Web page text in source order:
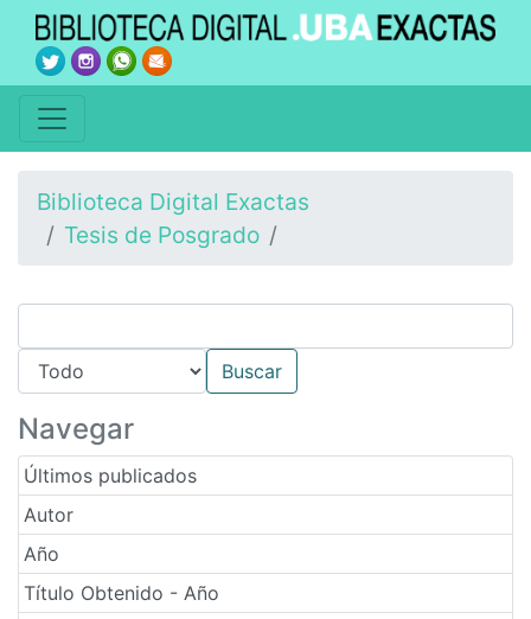
Biblioteca Digital Exactas
Tesis de Posgrado
Navegar
Últimos publicados
Autor
Año
Título Obtenido - Año